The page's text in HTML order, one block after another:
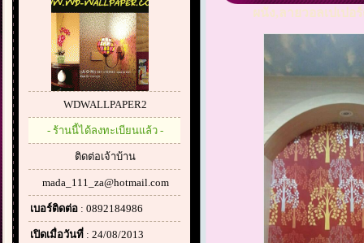
WDWALLPAPER2
- ร้านนี้ได้ลงทะเบียนแล้ว -
ติดต่อเจ้าบ้าน
mada_111_za@hotmail.com
เบอร์ติดต่อ : 0892184986
เปิดเมื่อวันที่ : 24/08/2013
ผนัง,ลายวอลเปเปอ